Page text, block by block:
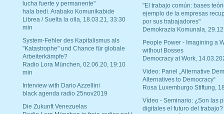
lucha fuerte y permanente"
hala bedi. Arabako Komunikabide
Librea / Suelta la olla, 18.03.21, 33:30
min
System-Fehler des Kapitalismus als
"Katastrophe" und Chance für globale
Arbeiterkämpfe?
Radio Lora München, 02.06.20, 19:10
min
Interview with Dario Azzellini
black agenda radio 25nov2019
Die Zukunft Venezuelas
"El trabajo común: bases
ejemplo de la empresas
por sus trabajadores"
Demokrazia Komunala,
People Power - Imagining a
without Bosses
Democracy at Work,
Video: Panel „Alternative
Alternatives to Democracy“
Rosa Luxemburgo Stiftung,
Vídeo - Seminario: ¿Son las
digitales el futuro del trabajo?